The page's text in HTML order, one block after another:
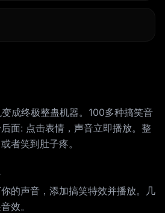
成终极整蛊机器。100多种搞笑音
面: 点击表情，声音立即播放。整
者笑到肚子疼。
的声音，添加搞笑特效并播放。几
效。